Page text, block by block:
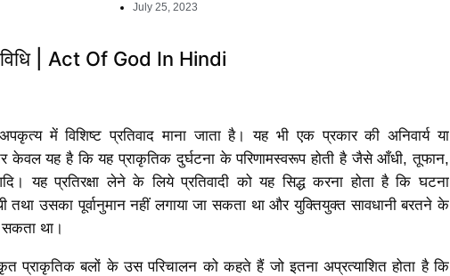
July 25, 2023
में विशिष्ट प्रतिवाद माना जाता है। यह भी एक प्रकार की अनिवार्य या
केवल यह है कि यह प्राकृतिक दुर्घटना के परिणामस्वरूप होती है जैसे आँधी, तूफान,
यह प्रतिरक्षा लेने के लिये प्रतिवादी को यह सिद्ध करना होता है कि घटना
तथा उसका पूर्वानुमान नहीं लगाया जा सकता था और युक्तियुक्त सावधानी बरतने के
सकता था।
प्राकृतिक बलों के उस परिचालन को कहते हैं जो इतना अप्रत्याशित होता है कि